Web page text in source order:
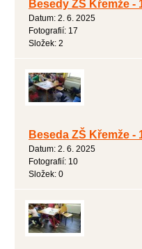
Besedy ZŠ Křemže -
Datum: 2. 6. 2025
Fotografií: 17
Složek: 2
Beseda ZŠ Křemže -
Datum: 2. 6. 2025
Fotografií: 10
Složek: 0